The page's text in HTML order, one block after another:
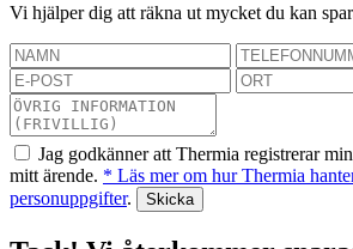
Vi hjälper dig att räkna ut mycket du kan
Jag godkänner att Thermia registrerar
mitt ärende. * Läs mer om hur Thermia
personuppgifter.